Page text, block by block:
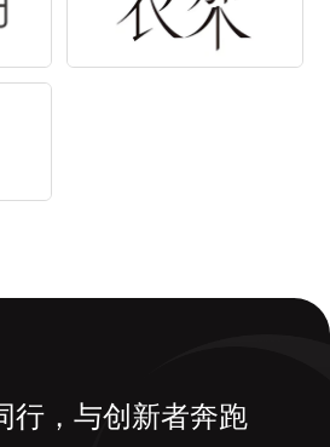
行，与创新者奔跑